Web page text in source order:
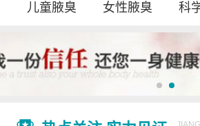
儿童腋臭 女性腋臭 科